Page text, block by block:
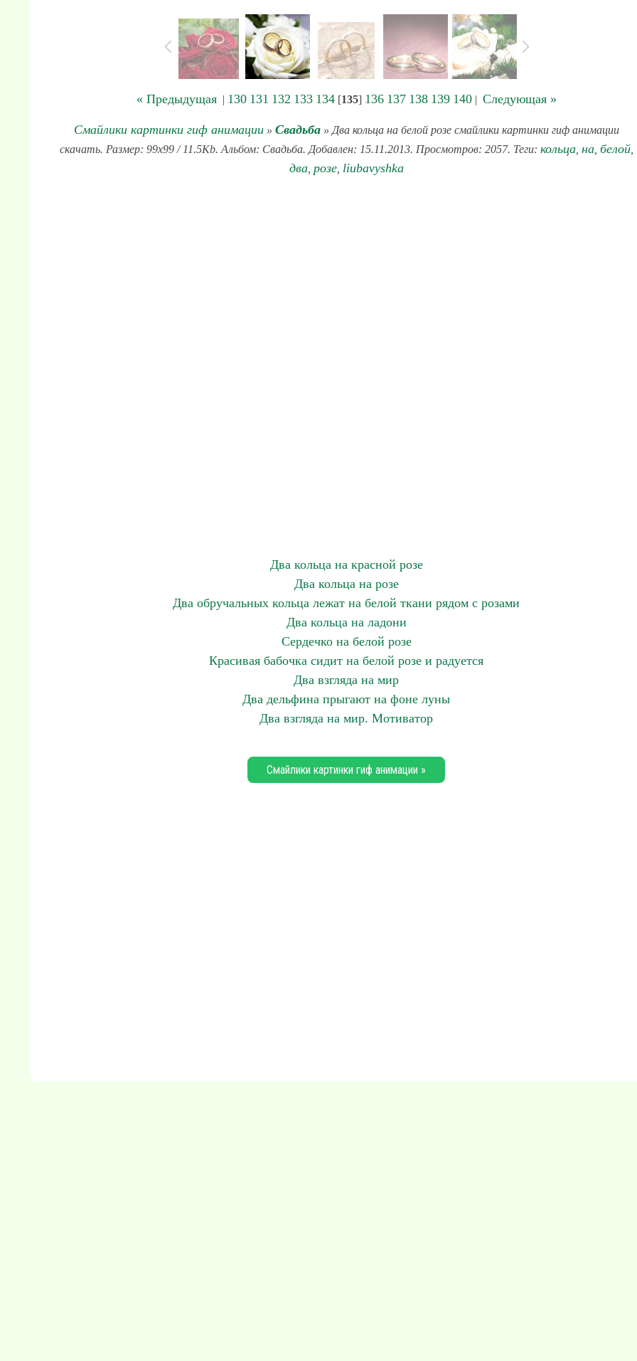
« Предыдущая| 130 131 132 133 134[135] 136 137 138 139 140| Следующая »
Смайлики картинки гиф анимации» Свадьба» Два кольца на белой розе смайлики картинки гиф анимации
скачать. Размер: 99x99 / 11.5Kb. Альбом: Свадьба. Добавлен: 15.11.2013. Просмотров: 2057. Теги: кольца, на, белой,
два, розе, liubavyshka
Два кольца на красной розе
Два кольца на розе
Два обручальных кольца лежат на белой ткани рядом с розами
Два кольца на ладони
Сердечко на белой розе
Красивая бабочка сидит на белой розе и радуется
Два взгляда на мир
Два дельфина прыгают на фоне луны
Два взгляда на мир. Мотиватор
Смайлики картинки гиф анимации »